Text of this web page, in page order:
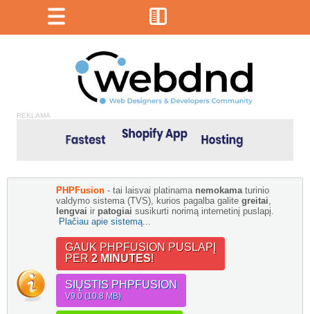
REKLAMA
PHPFusion - tai laisvai platinama nemokama turinio
valdymo sistema (TVS), kurios pagalba galite greitai
lengvai ir patogiai susikurti norimą internetinį puslapį.
Plačiau apie sistemą...
GAUK PHPFUSION PUSLAPĮ
PER 2 MINUTES!
SIŲSTIS PHPFUSION
V9.0 (10.8 MB)